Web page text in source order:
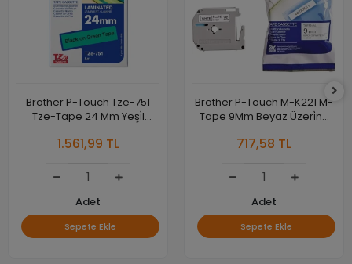
Brother P-Touch Tze-751
Tze-Tape 24 Mm Yeşi̇l
Eti̇ket
1.561,99 TL
Adet
Sepete Ekle
Brother P-Touch M-K221 M-
Tape 9Mm Beyaz Üzeri̇ne
717,58 TL
Adet
Sepete Ekle